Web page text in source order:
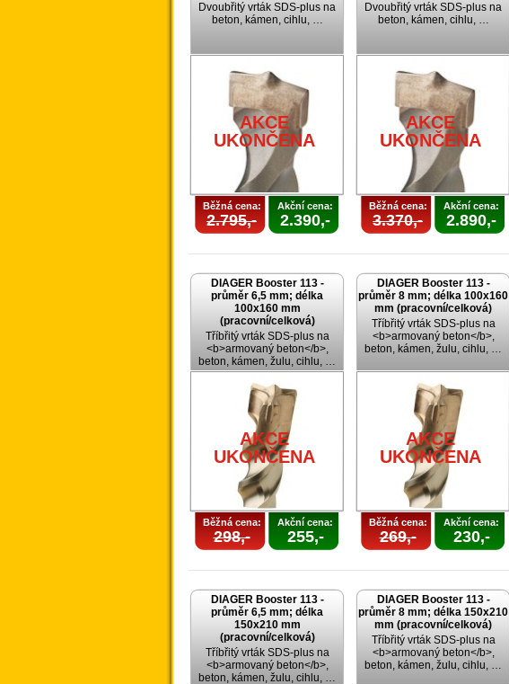
Dvoubřitý vrták SDS-plus na
beton, kámen, cihlu, …
AKCE
UKONČENA
Běžná cena:
2.795,-
Akční cena:
2.390,-
Dvoubřitý vrták SDS-plus na
beton, kámen, cihlu, …
AKCE
UKONČENA
Běžná cena:
3.370,-
Akční cena:
2.890,-
DIAGER Booster 113 -
průměr 6,5 mm; délka
100x160 mm
(pracovní/celková)
Tříbřitý vrták SDS-plus na
<b>armovaný beton</b>,
beton, kámen, žulu, cihlu, …
AKCE
UKONČENA
Běžná cena:
298,-
Akční cena:
255,-
DIAGER Booster 113 -
průměr 8 mm; délka 100x160
mm (pracovní/celková)
Tříbřitý vrták SDS-plus na
<b>armovaný beton</b>,
beton, kámen, žulu, cihlu, …
AKCE
UKONČENA
Běžná cena:
269,-
Akční cena:
230,-
DIAGER Booster 113 -
průměr 6,5 mm; délka
150x210 mm
(pracovní/celková)
Tříbřitý vrták SDS-plus na
<b>armovaný beton</b>,
beton, kámen, žulu, cihlu, …
DIAGER Booster 113 -
průměr 8 mm; délka 150x210
mm (pracovní/celková)
Tříbřitý vrták SDS-plus na
<b>armovaný beton</b>,
beton, kámen, žulu, cihlu, …